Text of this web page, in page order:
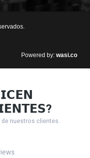
Powered by: wasi.co